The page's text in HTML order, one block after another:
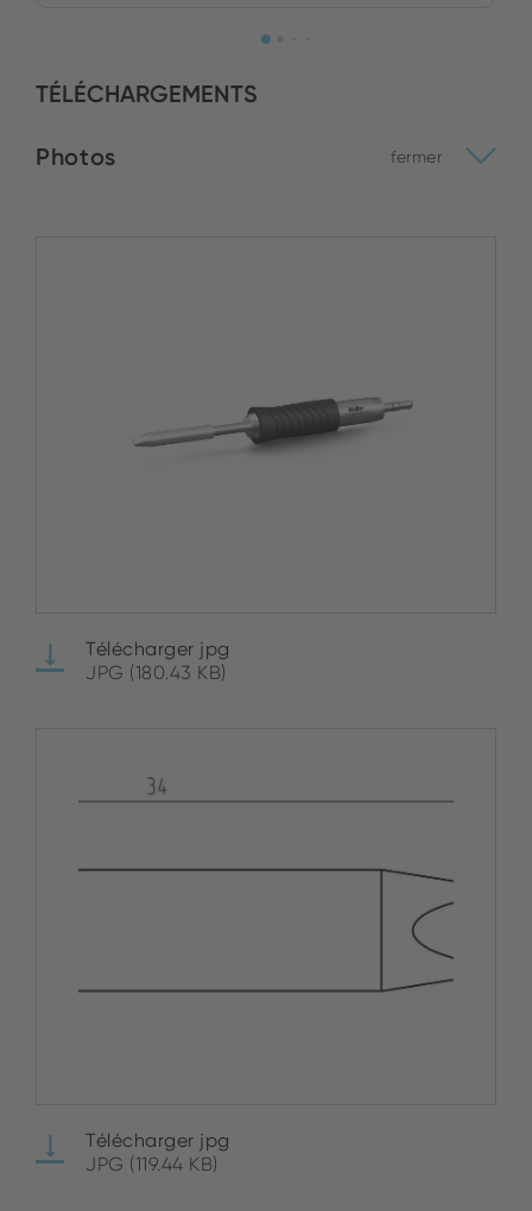
TÉLÉCHARGEMENTS
Photos fermer
Télécharger jpg
JPG (180.43 KB)
Télécharger jpg
JPG (119.44 KB)